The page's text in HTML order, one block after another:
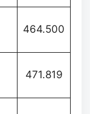
464.500
471.819